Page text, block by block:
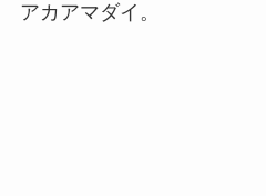
アカアマダイ。